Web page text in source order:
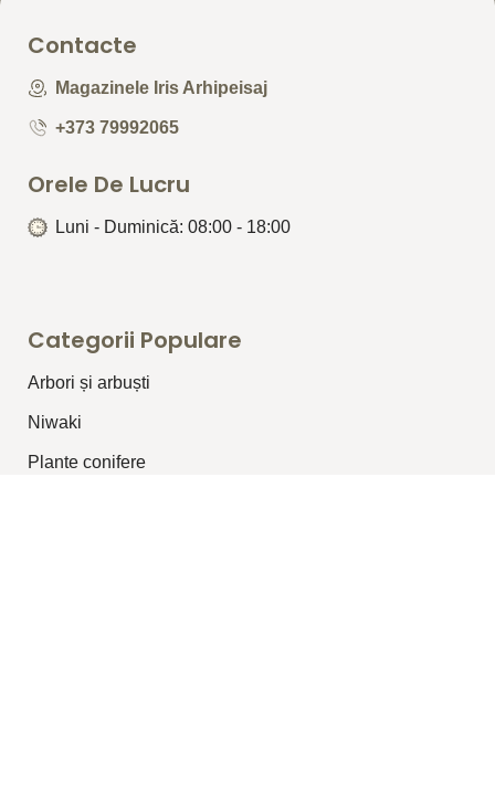
Contacte
Magazinele Iris Arhipeisaj
+373 79992065
Orele De Lucru
Luni - Duminică: 08:00 - 18:00
Categorii Populare
Arbori și arbuști
⁠Niwaki
Plante conifere